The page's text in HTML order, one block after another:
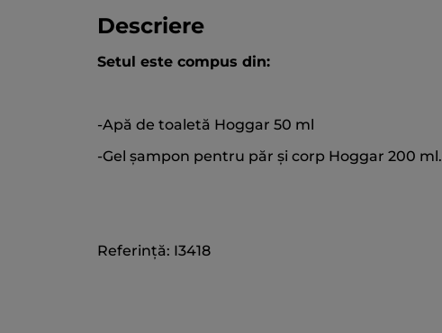
Descriere
Setul este compus din:
-Apă de toaletă Hoggar 50 ml
-Gel șampon pentru păr și corp Hoggar 200 ml.
Referință: I3418